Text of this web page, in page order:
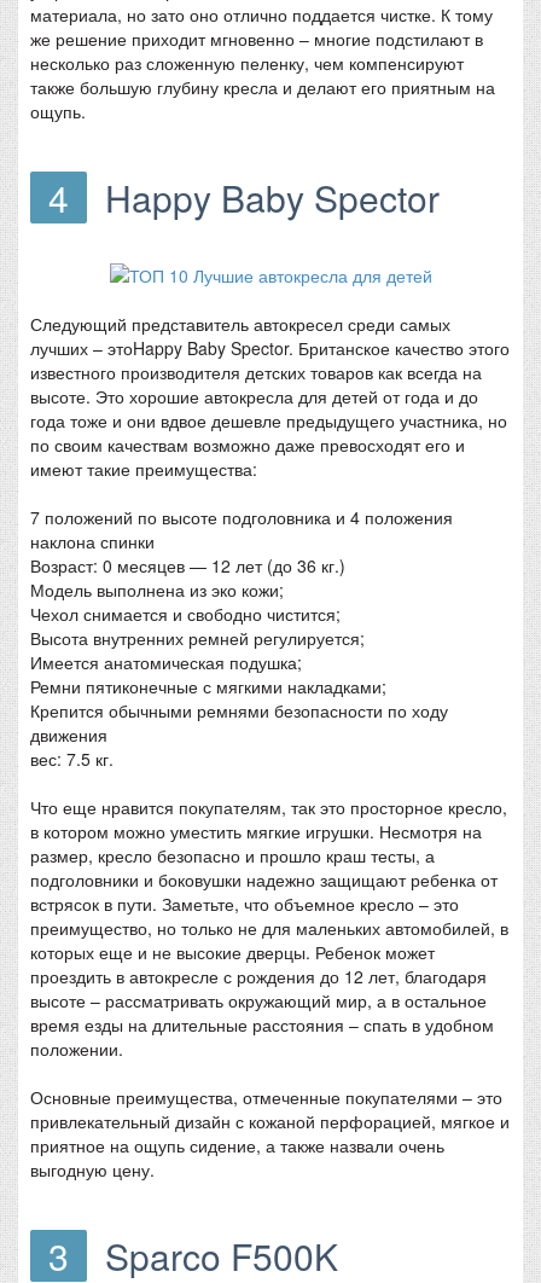
материала, но зато оно отлично поддается чистке. К тому
же решение приходит мгновенно – многие подстилают в
несколько раз сложенную пеленку, чем компенсируют
также большую глубину кресла и делают его приятным на
ощупь.
4 Happy Baby Spector
Следующий представитель автокресел среди самых
лучших – этоHappy Baby Spector. Британское качество этого
известного производителя детских товаров как всегда на
высоте. Это хорошие автокресла для детей от года и до
года тоже и они вдвое дешевле предыдущего участника, но
по своим качествам возможно даже превосходят его и
имеют такие преимущества:
7 положений по высоте подголовника и 4 положения
наклона спинки
Возраст: 0 месяцев — 12 лет (до 36 кг.)
Модель выполнена из эко кожи;
Чехол снимается и свободно чистится;
Высота внутренних ремней регулируется;
Имеется анатомическая подушка;
Ремни пятиконечные с мягкими накладками;
Крепится обычными ремнями безопасности по ходу
движения
вес: 7.5 кг.
Что еще нравится покупателям, так это просторное кресло,
в котором можно уместить мягкие игрушки. Несмотря на
размер, кресло безопасно и прошло краш тесты, а
подголовники и боковушки надежно защищают ребенка от
встрясок в пути. Заметьте, что объемное кресло – это
преимущество, но только не для маленьких автомобилей, в
которых еще и не высокие дверцы. Ребенок может
проездить в автокресле с рождения до 12 лет, благодаря
высоте – рассматривать окружающий мир, а в остальное
время езды на длительные расстояния – спать в удобном
положении.
Основные преимущества, отмеченные покупателями – это
привлекательный дизайн с кожаной перфорацией, мягкое и
приятное на ощупь сидение, а также назвали очень
выгодную цену.
3 Sparco F500K